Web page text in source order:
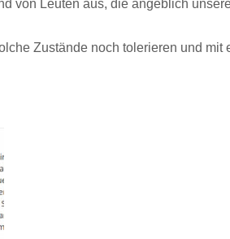
von Leuten aus, die angeblich
Zustände noch tolerieren und mit